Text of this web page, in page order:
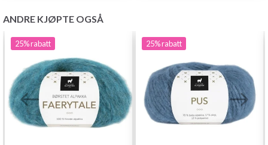
ANDRE KJØPTE OGSÅ
25%rabatt 25%rabatt